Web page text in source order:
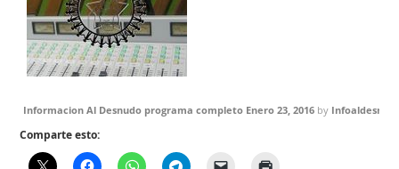
Informacion Al Desnudo programa completo Enero 23, 2016 by
Comparte esto: